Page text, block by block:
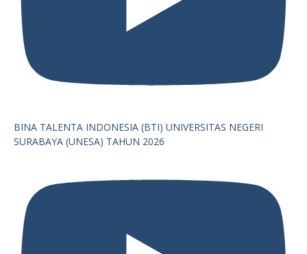
BINA TALENTA INDONESIA (BTI) UNIVERSITAS NEGERI
SURABAYA (UNESA) TAHUN 2026